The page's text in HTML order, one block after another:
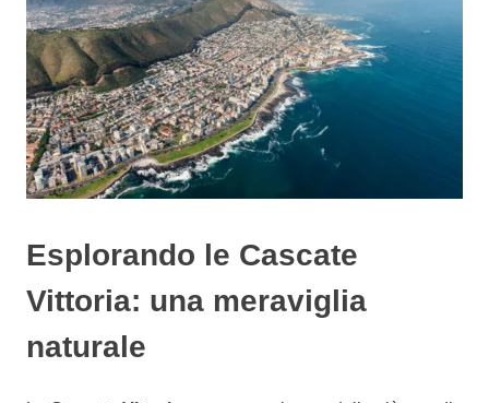
Esplorando le Cascate
Vittoria: una meraviglia
naturale